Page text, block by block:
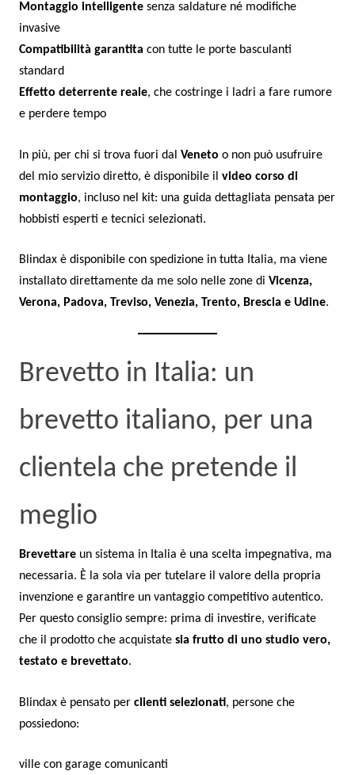
Montaggio intelligente senza saldature né modifiche
invasive
Compatibilità garantita con tutte le porte basculanti
standard
Effetto deterrente reale, che costringe i ladri a fare rumore
e perdere tempo
In più, per chi si trova fuori dalVeneto o non può usufruire
del mio servizio diretto, è disponibile ilvideo corso di
montaggio, incluso nel kit: una guida dettagliata pensata per
hobbisti esperti e tecnici selezionati.
Blindax è disponibile con spedizione in tutta Italia, ma viene
installato direttamente da me solo nelle zone diVicenza,
Verona, Padova, Treviso, Venezia, Trento, Brescia e Udine.
Brevetto in Italia: un
brevetto italiano, per una
clientela che pretende il
meglio
Brevettare un sistema in Italia è una scelta impegnativa, ma
necessaria. È la sola via per tutelare il valore della propria
invenzione e garantire un vantaggio competitivo autentico.
Per questo consiglio sempre: prima di investire, verificate
che il prodotto che acquistatesia frutto di uno studio vero,
testato e brevettato.
Blindax è pensato perclienti selezionati, persone che
possiedono:
ville con garage comunicanti